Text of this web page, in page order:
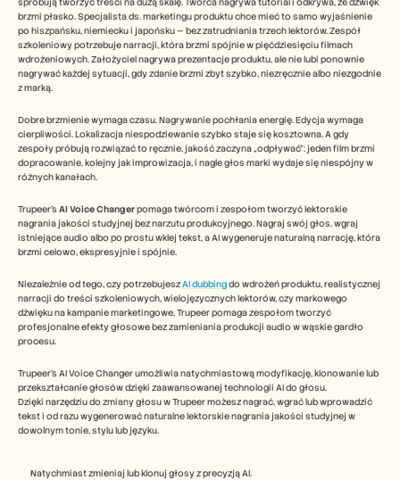
brzmi płasko. Specjalista ds. marketingu produktu chce mieć to samo wyjaśnienie
po hiszpańsku, niemiecku i japońsku — bez zatrudniania trzech lektorów. Zespół
szkoleniowy potrzebuje narracji, która brzmi spójnie w pięćdziesięciu filmach
wdrożeniowych. Założyciel nagrywa prezentacje produktu, ale nie lubi ponownie
nagrywać każdej sytuacji, gdy zdanie brzmi zbyt szybko, niezręcznie albo niezgodnie
z marką.
Dobre brzmienie wymaga czasu. Nagrywanie pochłania energię. Edycja wymaga
cierpliwości. Lokalizacja niespodziewanie szybko staje się kosztowna. A gdy
zespoły próbują rozwiązać to ręcznie, jakość zaczyna „odpływać”: jeden film brzmi
dopracowanie, kolejny jak improwizacja, i nagle głos marki wydaje się niespójny w
różnych kanałach.
Trupeer’s AI Voice Changer pomaga twórcom i zespołom tworzyć lektorskie
nagrania jakości studyjnej bez narzutu produkcyjnego. Nagraj swój głos, wgraj
istniejące audio albo po prostu wklej tekst, a AI wygeneruje naturalną narrację, która
brzmi celowo, ekspresyjnie i spójnie.
Niezależnie od tego, czy potrzebujesz AI dubbing do wdrożeń produktu, realistycznej
narracji do treści szkoleniowych, wielojęzycznych lektorów, czy markowego
dźwięku na kampanie marketingowe, Trupeer pomaga zespołom tworzyć
profesjonalne efekty głosowe bez zamieniania produkcji audio w wąskie gardło
procesu.
Trupeer’s AI Voice Changer umożliwia natychmiastową modyfikację, klonowanie lub
przekształcanie głosów dzięki zaawansowanej technologii AI do głosu.
Dzięki narzędziu do zmiany głosu w Trupeer możesz nagrać, wgrać lub wprowadzić
tekst i od razu wygenerować naturalne lektorskie nagrania jakości studyjnej w
dowolnym tonie, stylu lub języku.
Natychmiast zmieniaj lub klonuj głosy z precyzją AI.
Customer Stories
Help Center
Careers
FAQs
Announcement
Partner Program
USECASES
Change Management
Pre-sales
Product Marketing
Customer Success
Training